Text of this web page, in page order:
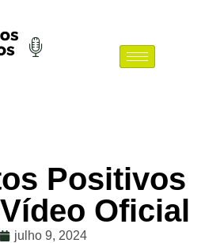
Positivos
Oficial
julho 9, 2024